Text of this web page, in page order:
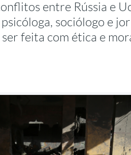
entre Rússia e
sociólogo e
feita com ética e